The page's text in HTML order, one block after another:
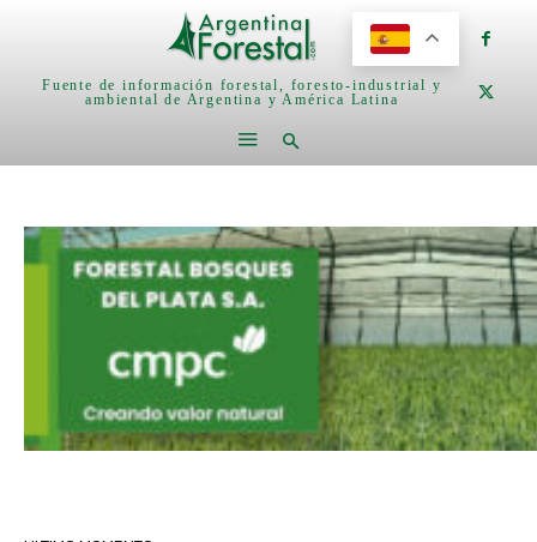
Fuente de información forestal, foresto-industrial y
ambiental de Argentina y América Latina